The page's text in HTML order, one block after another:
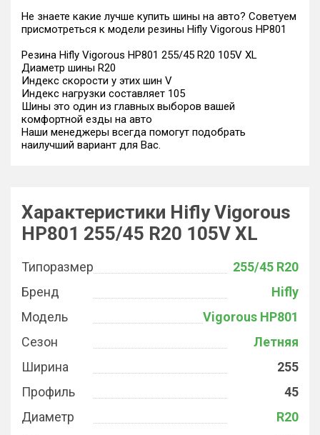
Не знаете какие лучше купить шины на авто? Советуем
присмотреться к модели резины Hifly Vigorous HP801
Резина Hifly Vigorous HP801 255/45 R20 105V XL
Диаметр шины R20
Индекс скорости у этих шин V
Индекс нагрузки составляет 105
Шины это один из главных выборов вашей
комфортной езды на авто
Наши менеджеры всегда помогут подобрать
наилучший вариант для Вас.
Характеристики Hifly Vigorous
HP801 255/45 R20 105V XL
Типоразмер
255/45 R20
Бренд
Hifly
Модель
Vigorous HP801
Сезон
Летняя
Ширина
255
Профиль
45
Диаметр
R20